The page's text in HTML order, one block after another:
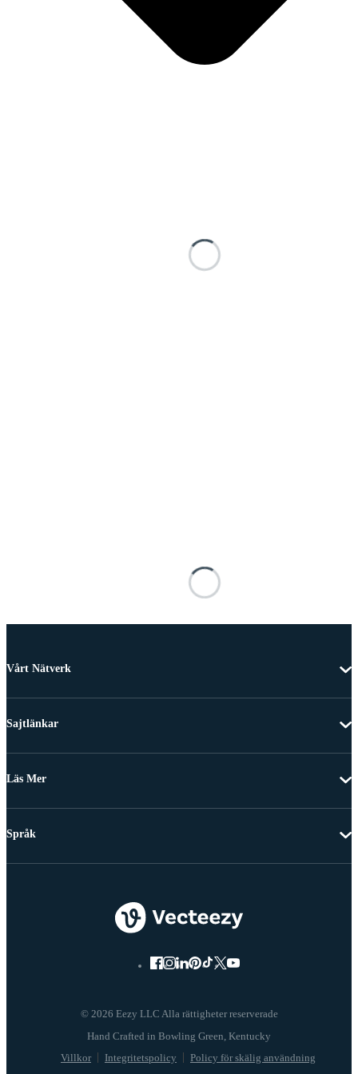
Vårt Nätverk
Sajtlänkar
Läs Mer
© 2026 Eezy LLC Alla rättigheter reserverade
Villkor Integritetspolicy Policy för skälig användning
Språk